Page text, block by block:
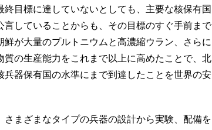
目標に達していないとしても、主要な核保有国
していることからも、その目標のすぐ手前まで
が大量のプルトニウムと高濃縮ウラン、さらに
の生産能力をこれまで以上に高めたことで、北
器保有国の水準にまで到達したことを世界の安
まざまなタイプの兵器の設計から実験、配備を